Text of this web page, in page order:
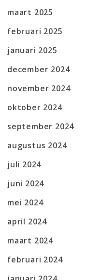
maart 2025
februari 2025
januari 2025
december 2024
november 2024
oktober 2024
september 2024
augustus 2024
juli 2024
juni 2024
mei 2024
april 2024
maart 2024
februari 2024